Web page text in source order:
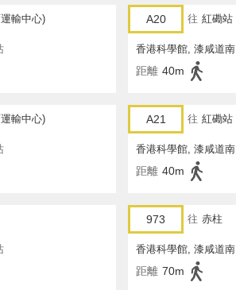
輸中心) A20 往 紅磡站
香港科學館, 漆咸道南
距離 40m
輸中心) A21 往 紅磡站
香港科學館, 漆咸道南
距離 40m
973 往 赤柱
香港科學館, 漆咸道南
距離 70m